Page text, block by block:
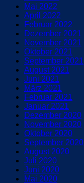
Mai 2022
April 2022
Februar 2022
Dezember 2021
November 2021
Oktober 2021
September 2021
August 2021
Juni 2021
März 2021
Februar 2021
Januar 2021
Dezember 2020
November 2020
Oktober 2020
September 2020
August 2020
Juli 2020
Juni 2020
Mai 2020